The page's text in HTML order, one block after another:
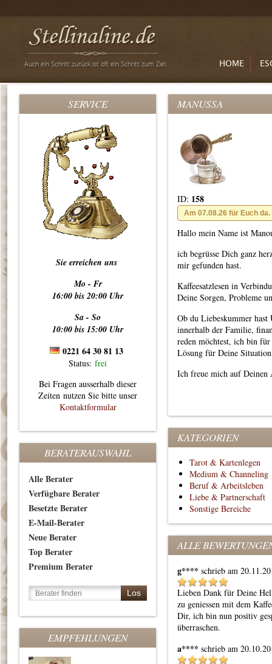
HOME
SERVICE
Sie erreichen uns
Mo - Fr
16:00 bis 20:00 Uhr
Sa - So
10:00 bis 15:00 Uhr
0221 64 30 81 13
Status: frei
Bei Fragen ausserhalb dieser
Zeiten nutzen Sie bitte unser
Kontaktformular
BERATERAUSWAHL
Alle Berater
Verfügbare Berater
Besetzte Berater
E-Mail-Berater
Neue Berater
Top Berater
Premium Berater
EMPFEHLUNGEN
MANUSSA
ID: 158
Am 07.08.26 für Euch da.
Hallo mein Name ist
ich begrüsse Dich ganz
mir gefunden hast.
Kaffeesatzlesen in
Deine Sorgen, Probleme
Ob du Liebeskummer
innerhalb der Familie,
reden möchtest, ich bin
Lösung für Deine
Ich freue mich auf
KATEGORIEN
Tarot & Kartenlegen
Medium & Channeling
Beruf & Arbeitsleben
Liebe & Partnerschaft
Sonstige Bereiche
ALLE
g**** schrieb am
Lieben Dank für Deine
zu geniessen mit dem
Dir, ich bin nun positiv
überraschen.
a**** schrieb am